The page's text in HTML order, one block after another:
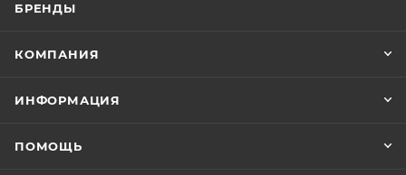
БРЕНДЫ
КОМПАНИЯ
ИНФОРМАЦИЯ
ПОМОЩЬ